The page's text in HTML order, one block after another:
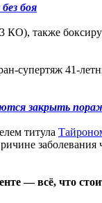
боя
КО), также
супертяж 41-
закрыть
титула
заболевания
— всё, что